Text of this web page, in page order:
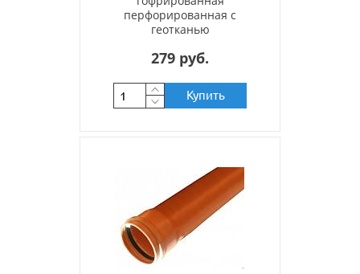
перфорированная с
геотканью
279 руб.
Купить